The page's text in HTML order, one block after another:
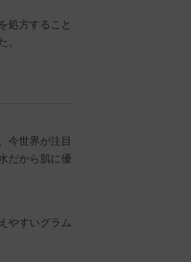
処方すること
。
今世界が注目
だから肌に優
やすいグラム